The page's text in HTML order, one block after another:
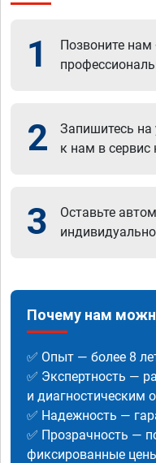
1 Позвоните нам
2
Запишитесь на
к нам в сервис
3
Оставьте
Почему нам
✅ Опыт — более 8
✅ Экспертность —
и диагностическим
✅ Надежность —
✅ Прозрачность —
фиксированные